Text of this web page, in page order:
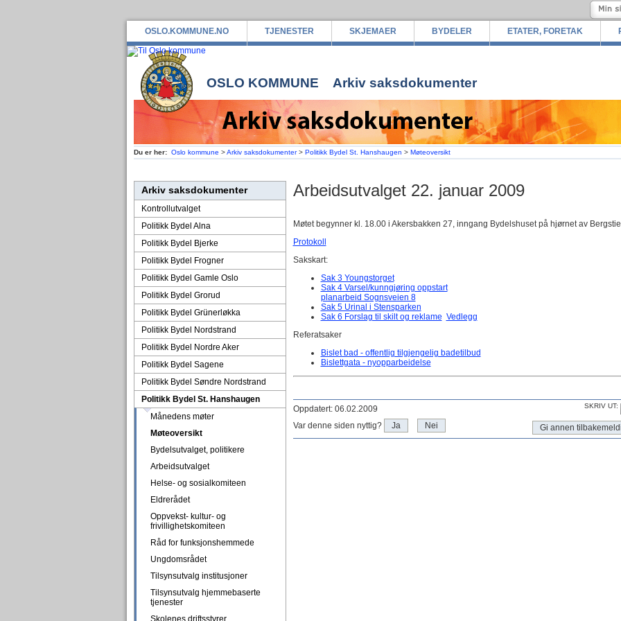
OSLO.KOMMUNE.NO TJENESTER SKJEMAER BYDELER ETATER, FORETAK
OSLO KOMMUNE Arkiv saksdokumenter
Du er her: Oslo kommune >Arkiv saksdokumenter> Politikk Bydel St. Hanshaugen > Møteoversikt
Arkiv saksdokumenter
Kontrollutvalget
Politikk Bydel Alna
Politikk Bydel Bjerke
Politikk Bydel Frogner
Politikk Bydel Gamle Oslo
Politikk Bydel Grorud
Politikk Bydel Grünerløkka
Politikk Bydel Nordstrand
Politikk Bydel Nordre Aker
Politikk Bydel Sagene
Politikk Bydel Søndre Nordstrand
Politikk Bydel St. Hanshaugen
Månedens møter
Møteoversikt
Bydelsutvalget, politikere
Arbeidsutvalget
Helse- og sosialkomiteen
Eldrerådet
Oppvekst- kultur- og
frivillighetskomiteen
Råd for funksjonshemmede
Ungdomsrådet
Tilsynsutvalg institusjoner
Tilsynsutvalg hjemmebaserte
tjenester
Skolenes driftsstyrer
Arbeidsutvalget 22. januar 2009
Møtet begynner kl. 18.00 i Akersbakken 27, inngang Bydelshuset på hjørnet av
Protokoll
Sakskart:
Sak 3 Youngstorget
Sak 4 Varsel/kunngjøring oppstart
planarbeid Sognsveien 8
Sak 5 Urinal i Stensparken
Sak 6 Forslag til skilt og reklame Vedlegg
Referatsaker
Bislet bad - offentlig tilgjengelig badetilbud
Bislettgata - nyopparbeidelse
Oppdatert: 06.02.2009 SKRIV UT:
Var denne siden nyttig? Ja Nei Gi annen